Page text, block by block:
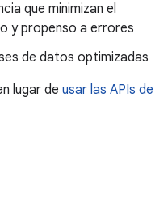
que minimizan el
y propenso a errores
de datos optimizadas
lugar de usar las APIs de